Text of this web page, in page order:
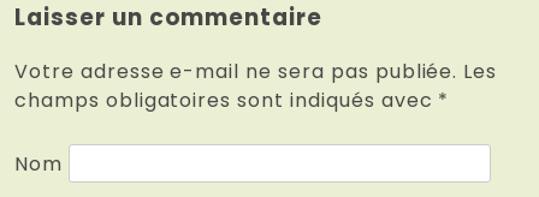
Laisser un commentaire
Votre adresse e-mail ne sera pas publiée. Les
champs obligatoires sont indiqués avec *
Nom